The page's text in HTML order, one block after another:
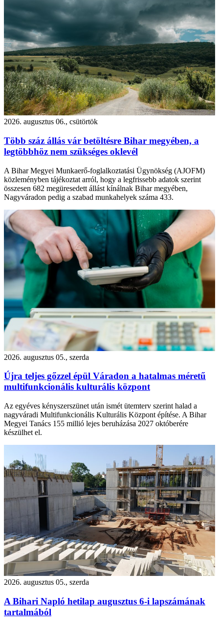
2026. augusztus 06., csütörtök
Több száz állás vár betöltésre Bihar megyében, a
legtöbbhöz nem szükséges oklevél
A Bihar Megyei Munkaerő-foglalkoztatási Ügynökség (AJOFM)
közleményben tájékoztat arról, hogy a legfrissebb adatok szerint
összesen 682 megüresedett állást kínálnak Bihar megyében,
Nagyváradon pedig a szabad munkahelyek száma 433.
2026. augusztus 05., szerda
Újra teljes gőzzel épül Váradon a hatalmas méretű
multifunkcionális kulturális központ
Az egyéves kényszerszünet után ismét ütemterv szerint halad a
nagyváradi Multifunkcionális Kulturális Központ építése. A Bihar
Megyei Tanács 155 millió lejes beruházása 2027 októberére
készülhet el.
2026. augusztus 05., szerda
A Bihari Napló hetilap augusztus 6-i lapszámának
tartalmából